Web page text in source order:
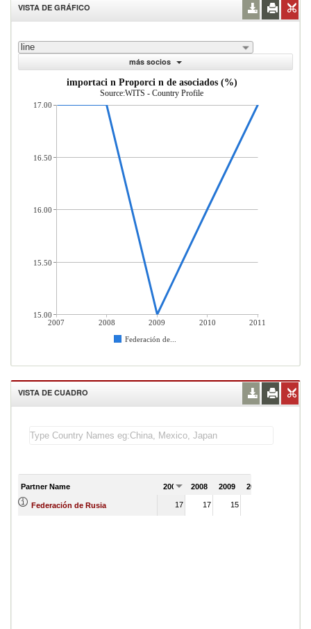
VISTA DE GRÁFICO
line
más socios
importaci n Proporci n de asociados (%)
Source:WITS - Country Profile
2007 2008 2009 2010
2011
Federación de...
17.00
16.50
16.00
15.50
15.00
VISTA DE CUADRO
Partner Name 2007 2008 2009 2010
Federación de Rusia 17 17 15